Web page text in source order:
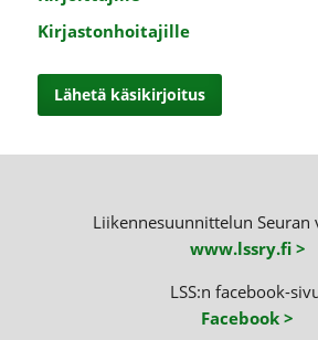
Kirjastonhoitajille
Lähetä käsikirjoitus
Liikennesuunnittelun Seuran
www.lssry.fi >
LSS:n facebook-
Facebook >